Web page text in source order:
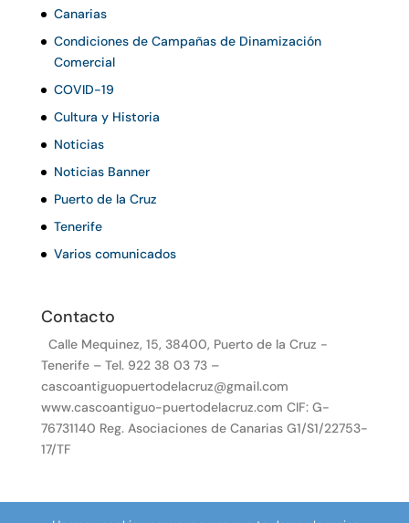
Canarias
Condiciones de Campañas de Dinamización
Comercial
COVID-19
Cultura y Historia
Noticias
Noticias Banner
Puerto de la Cruz
Tenerife
Varios comunicados
Contacto
Calle Mequinez, 15, 38400, Puerto de la Cruz -
Tenerife – Tel. 922 38 03 73 –
cascoantiguopuertodelacruz@gmail.com
www.cascoantiguo-puertodelacruz.com CIF: G-
76731140 Reg. Asociaciones de Canarias G1/S1/22753-
17/TF